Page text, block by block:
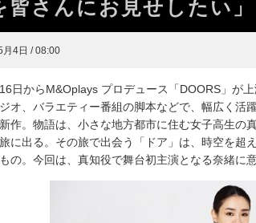
皆さんにお見せしたい」
月4日 / 08:00
日からM&Oplays プロデュース「DOORS」が
オ、バラエティー番組の脚本などで、幅広く活
作。物語は、小さな地方都市に住む女子高生の
に出る。その旅で出会う「ドア」は、時空を超
の。今回は、真知役で舞台初主演となる奈緒に